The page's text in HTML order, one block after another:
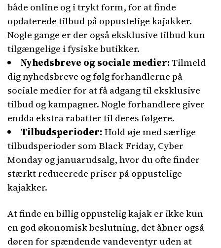
både online og i trykt form, for at finde
opdaterede tilbud på oppustelige kajakker.
Nogle gange er der også eksklusive tilbud kun
tilgængelige i fysiske butikker.
Nyhedsbreve og sociale medier:Tilmeld
dig nyhedsbreve og følg forhandlerne på
sociale medier for at få adgang til eksklusive
tilbud og kampagner. Nogle forhandlere giver
endda ekstra rabatter til deres følgere.
Tilbudsperioder:Hold øje med særlige
tilbudsperioder som Black Friday, Cyber
Monday og januarudsalg, hvor du ofte finder
stærkt reducerede priser på oppustelige
kajakker.
At finde en billig oppustelig kajak er ikke kun
en god økonomisk beslutning, det åbner også
døren for spændende vandeventyr uden at